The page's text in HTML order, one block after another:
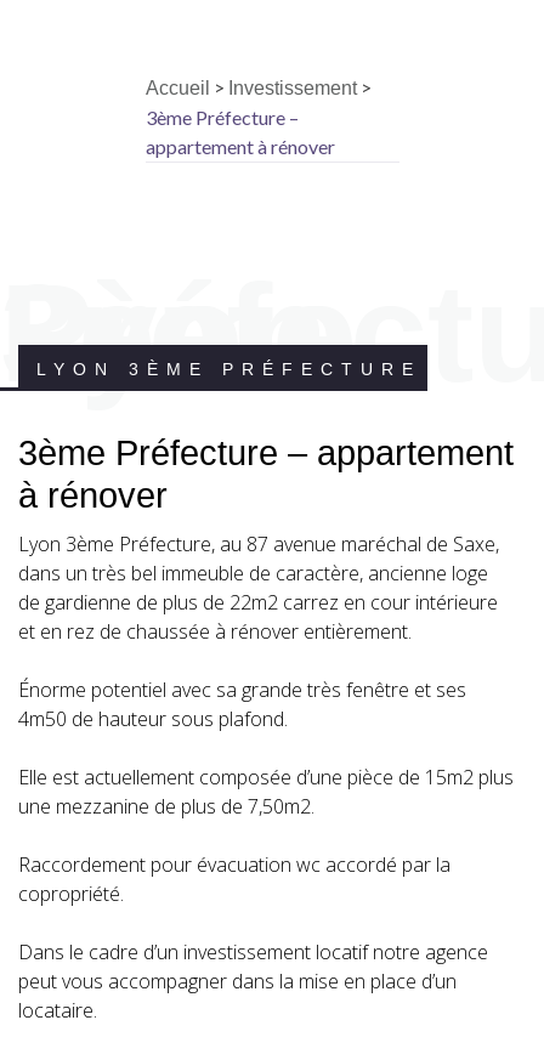
Accueil > Investissement>
3ème Préfecture –
appartement à rénover
Lyon 3ème
LYON 3ÈME PRÉFECTURE
3ème Préfecture – appartement
à rénover
Lyon 3ème Préfecture, au 87 avenue maréchal de Saxe,
dans un très bel immeuble de caractère, ancienne loge
de gardienne de plus de 22m2 carrez en cour intérieure
et en rez de chaussée à rénover entièrement.
Énorme potentiel avec sa grande très fenêtre et ses
4m50 de hauteur sous plafond.
Elle est actuellement composée d’une pièce de 15m2 plus
une mezzanine de plus de 7,50m2.
Raccordement pour évacuation wc accordé par la
copropriété.
Dans le cadre d’un investissement locatif notre agence
peut vous accompagner dans la mise en place d’un
locataire.